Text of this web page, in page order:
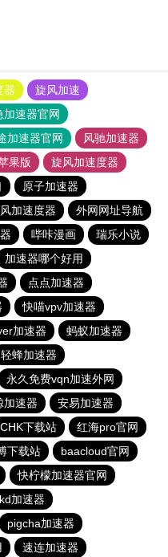
器
旋风加速
加速器官网
加速器官网
风驰加速器
果版
旋风加速度器
原子加速器
加速度器
外网网址导航
哔咔漫画
瑞乐小说
加速器哪个好用
点点加速器
快喵vpv加速器
加速器
蚂蚁加速器
轻蜂加速器
永久免费vqn加速外网
加速器
安易加速器
CHK下载站
红海pro官网
下载站
baacloud官网
快柠檬加速器官网
加速器
pigcha加速器
速连加速器